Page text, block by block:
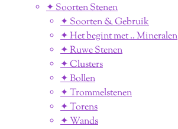
✦ Soorten Stenen
✦ Soorten & Gebruik
✦ Het begint met .. Mineralen
✦ Ruwe Stenen
✦ Clusters
✦ Bollen
✦ Trommelstenen
✦ Torens
✦ Wands